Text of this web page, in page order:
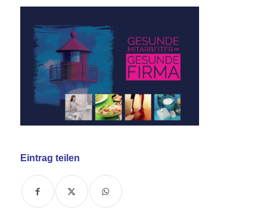
Eintrag teilen